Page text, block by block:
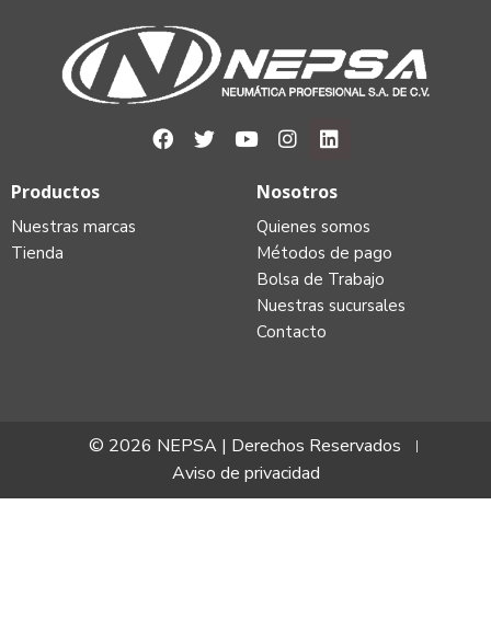
Nosotros
Quienes somos
Métodos de pago
Bolsa de Trabajo
Nuestras sucursales
Contacto
Productos
Nuestras marcas
Tienda
© 2026 NEPSA | Derechos Reservados
Aviso de privacidad